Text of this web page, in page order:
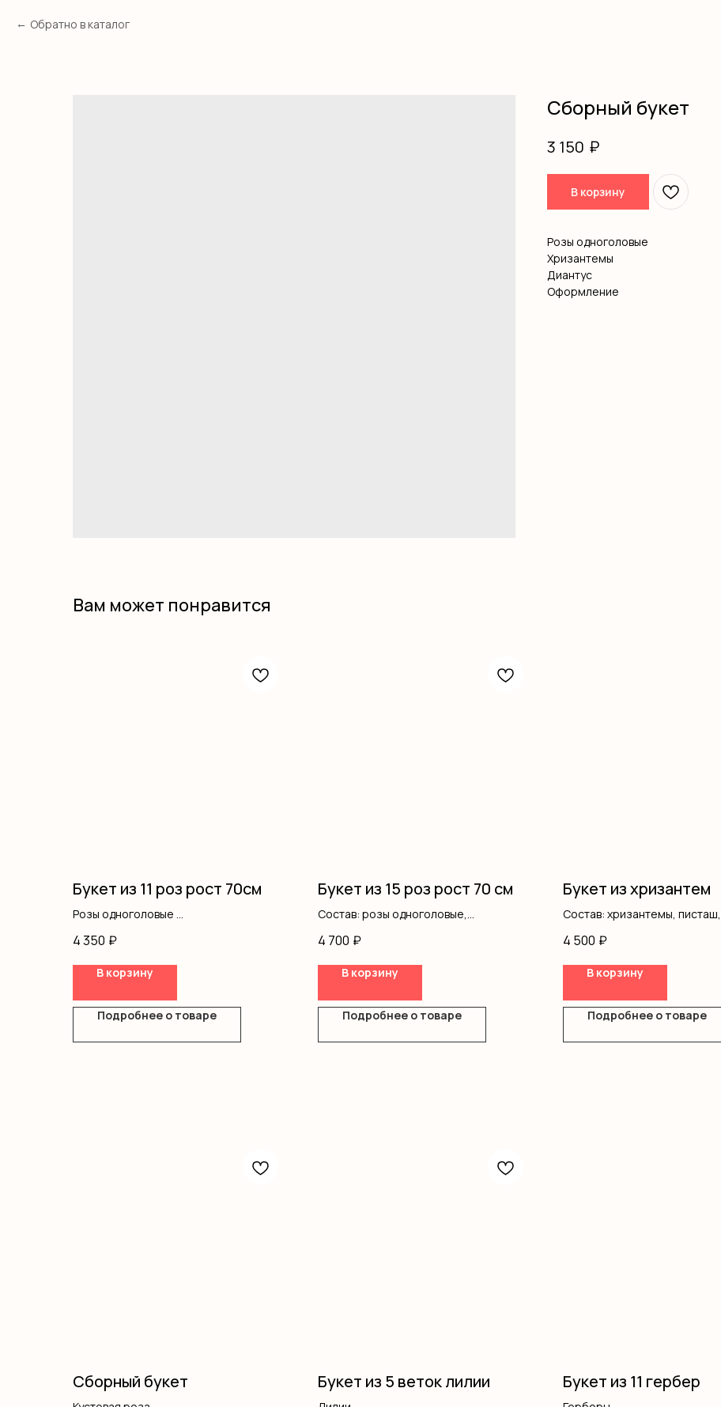
Обратно в каталог
Сборный букет
3 150 ₽
В корзину
Розы одноголовые
Хризантемы
Диантус
Оформление
Вам может понравится
Букет из 11 роз рост 70см
Розы одноголовые
4 350 ₽
В корзину
Подробнее о товаре
Букет из 15 роз рост 70 см
Состав: розы одноголовые,
4 700 ₽
В корзину
Подробнее о товаре
Букет из хризантем
Состав: хризантемы, писташ,
4 500 ₽
В корзину
Подробнее о товаре
Сборный букет Букет из 5 веток лилии Букет из 11 гербер